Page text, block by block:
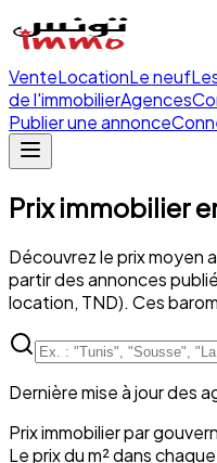
VenteLocationLe neuf
de l'immobilierAgences
Publier une annonce
Prix immobilier
Découvrez le prix moyen
partir des annonces
location, TND). Ces
Dernière mise à jour des
Prix immobilier par
Le prix du m² dans